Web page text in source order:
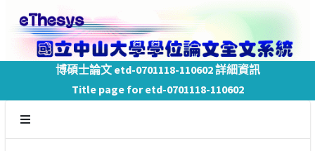
博碩士論文 etd-0701118-110602 詳細資訊
Title page for etd-0701118-110602